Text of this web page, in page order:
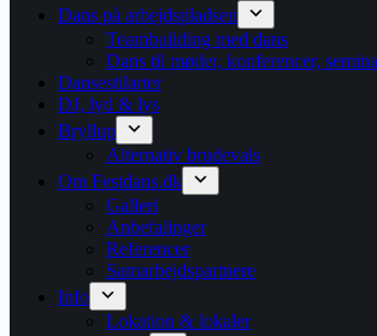
Dans på arbejdspladsen
Teambuilding med dans
Dans til møder, konferencer,
Dansestilarter
DJ, lyd & lys
Bryllup
Alternativ brudevals
Om Festdans.dk
Galleri
Anbefalinger
Referencer
Samarbejdspartnere
Info
Lokation & lokaler